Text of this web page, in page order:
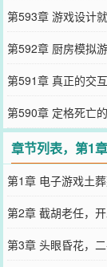
第593章 游戏设计
第592章 厨房模拟
第591章 真正的交
第590章 定格死亡
章节列表，第1
第1章 电子游戏土
第2章 截胡老任，
第3章 头眼昏花，